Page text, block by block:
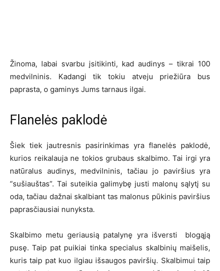
Žinoma, labai svarbu įsitikinti, kad audinys – tikrai 100
medvilninis. Kadangi tik tokiu atveju priežiūra bus
paprasta, o gaminys Jums tarnaus ilgai.
Flanelės paklodė
Šiek tiek jautresnis pasirinkimas yra flanelės paklodė,
kurios reikalauja ne tokios grubaus skalbimo. Tai irgi yra
natūralus audinys, medvilninis, tačiau jo paviršius yra
“sušiauštas”. Tai suteikia galimybę justi malonų sąlytį su
oda, tačiau dažnai skalbiant tas malonus pūkinis paviršius
paprasčiausiai nunyksta.
Skalbimo metu geriausią patalynę yra išversti blogąją
pusę. Taip pat puikiai tinka specialus skalbinių maišelis,
kuris taip pat kuo ilgiau išsaugos paviršių. Skalbimui taip